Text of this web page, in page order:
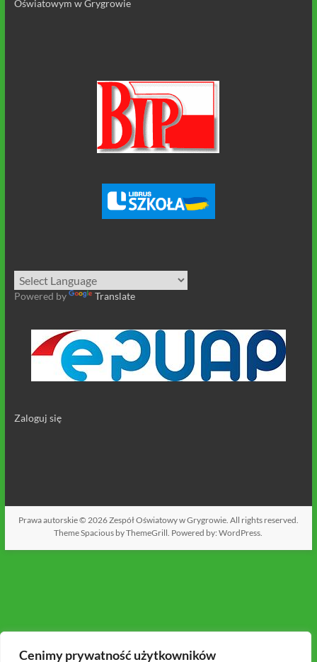
Cenimy prywatność użytkowników
Oświatowym w Grygrowie
Powered by Translate
Zaloguj się
Prawa autorskie © 2026Zespół Oświatowy w Grygrowie. All rights reserved.
ThemeSpacious by ThemeGrill. Powered by:WordPress